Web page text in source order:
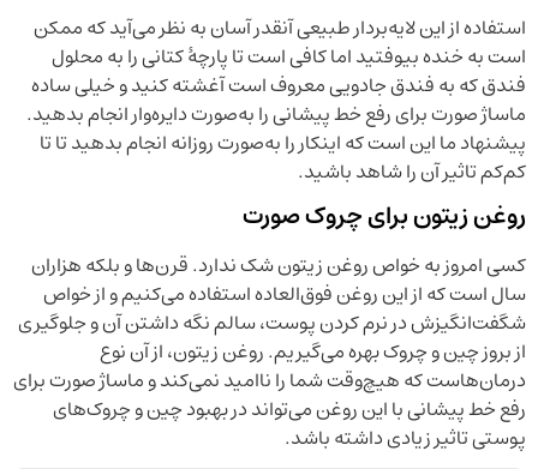
استفاده از این لایه‌بردار طبیعی آنقدر آسان به نظر می‌آید که ممکن
است به خنده بیوفتید اما کافی است تا پارچۀ کتانی را به محلول
فندق که به فندق جادویی معروف است آغشته کنید و خیلی ساده
ماساژ صورت برای رفع خط پیشانی را به‌صورت دایره‌وار انجام بدهید.
پیشنهاد ما این است که اینکار را به‌صورت روزانه انجام بدهید تا تا
کم‌کم تاثیر آن را شاهد باشید.
روغن زیتون برای چروک صورت
کسی امروز به خواص روغن زیتون شک ندارد. قرن‌ها و بلکه هزاران
سال است که از این روغن فوق‌العاده استفاده می‌کنیم و از خواص
شگفت‌انگیزش در نرم کردن پوست، سالم نگه داشتن آن و جلوگیری
از بروز چین و چروک بهره می‌گیریم. روغن زیتون، از آن نوع
درمان‌هاست که هیچ‌وقت شما را ناامید نمی‌کند و ماساژ صورت برای
رفع خط پیشانی با این روغن می‌تواند در بهبود چین و چروک‌های
پوستی تاثیر زیادی داشته باشد.